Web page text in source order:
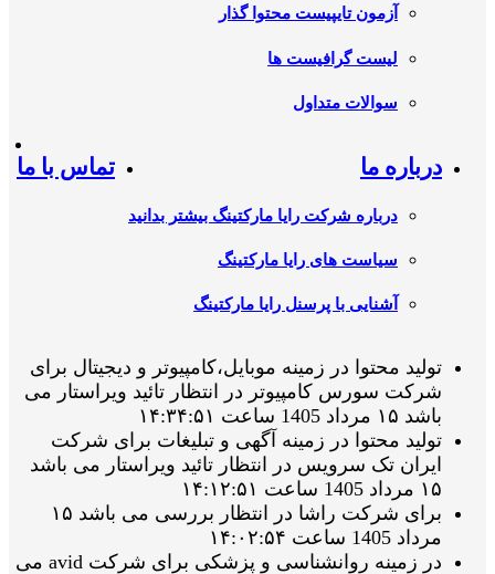
آزمون تایپیست محتوا گذار
لیست گرافیست ها
سوالات متداول
درباره ما
درباره شرکت رایا مارکتینگ بیشتر بدانید
سیاست های رایا مارکتینگ
آشنایی با پرسنل رایا مارکتینگ
تماس با ما
تولید محتوا در زمینه موبایل،کامپیوتر و دیجیتال برای
شرکت سورس کامپیوتر در انتظار تائید ویراستار می
باشد ۱۵ مرداد 1405 ساعت ۱۴:۳۴:۵۱
تولید محتوا در زمینه آگهی و تبلیغات برای شرکت
ایران تک سرویس در انتظار تائید ویراستار می باشد
۱۵ مرداد 1405 ساعت ۱۴:۱۲:۵۱
برای شرکت راشا در انتظار بررسی می باشد ۱۵
مرداد 1405 ساعت ۱۴:۰۲:۵۴
در زمینه روانشناسی و پزشکی برای شرکت avid می